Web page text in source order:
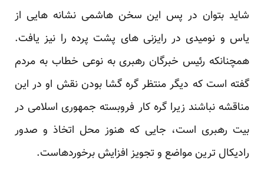
شاید بتوان در پس این سخن هاشمی نشانه هایی از
یاس و نومیدی در رایزنی های پشت پرده را نیز یافت.
همچنانکه رئیس خبرگان رهبری به نوعی خطاب به مردم
گفته است که دیگر منتظر گره گشا بودن نقش او در این
مناقشه نباشند زیرا گره کار فروبسته جمهوری اسلامی در
بیت رهبری است، جایی که هنوز محل اتخاذ و صدور
رادیکال ترین مواضع و تجویز افزایش برخوردهاست.